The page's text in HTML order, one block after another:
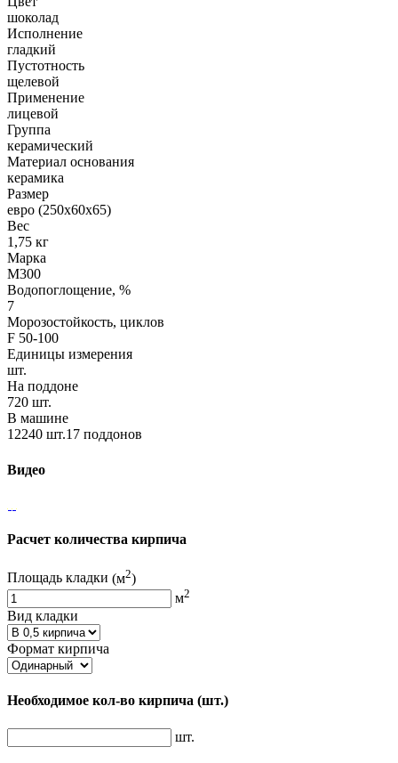
шоколад
Исполнение
гладкий
Пустотность
щелевой
Применение
лицевой
Группа
керамический
Материал основания
керамика
Размер
евро (250х60х65)
Вес
1,75 кг
Марка
М300
Водопоглощение, %
7
Морозостойкость, циклов
F 50-100
Единицы измерения
шт.
На поддоне
720 шт.
В машине
12240 шт.17 поддонов
Видео
Расчет количества кирпича
Площадь кладки (м2)
м2
Вид кладки
Формат кирпича
Необходимое кол-во кирпича (шт.)
шт.